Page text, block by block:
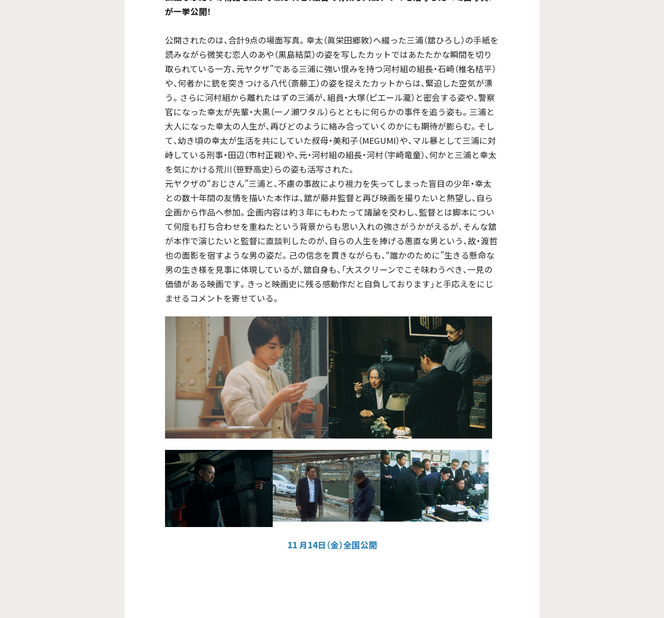
が一挙公開！
公開されたのは、合計9点の場面写真。幸太（眞栄田郷敦）へ綴った三浦（舘ひろし）の手紙を
読みながら微笑む恋人のあや（黒島結菜）の姿を写したカットではあたたかな瞬間を切り
取られている一方、元ヤクザ”である三浦に強い恨みを持つ河村組の組長・石崎（椎名桔平）
や、何者かに銃を突きつける八代（斎藤工）の姿を捉えたカットからは、緊迫した空気が漂
う。さらに河村組から離れたはずの三浦が、組員・大塚（ピエール瀧）と密会する姿や、警察
官になった幸太が先輩・大黒（一ノ瀬ワタル）らとともに何らかの事件を追う姿も。三浦と
大人になった幸太の人生が、再びどのように絡み合っていくのかにも期待が膨らむ。そし
て、幼き頃の幸太が生活を共にしていた叔母・美和⼦（MEGUMI）や、マル暴として三浦に対
峙している刑事・⽥辺（市村正親）や、元・河村組の組長・河村（宇崎竜童）、何かと三浦と幸太
を気にかける荒川（笹野高史）らの姿も活写された。
元ヤクザの“おじさん”三浦と、不慮の事故により視力を失ってしまった盲目の少年・幸太
との数十年間の友情を描いた本作は、舘が藤井監督と再び映画を撮りたいと熱望し、自ら
企画から作品へ参加。企画内容は約３年にもわたって議論を交わし、監督とは脚本につい
て何度も打ち合わせを重ねたという背景からも思い入れの強さがうかがえるが、そんな舘
が本作で演じたいと監督に直談判したのが、自らの人生を捧げる愚直な男という、故・渡哲
也の面影を宿すような男の姿だ。己の信念を貫きながらも、“誰かのために”生きる懸命な
男の生き様を見事に体現しているが、舘自身も、「大スクリーンでこそ味わうべき、一見の
価値がある映画です。きっと映画史に残る感動作だと自負しております」と手応えをにじ
ませるコメントを寄せている。
11 月14日（金）全国公開